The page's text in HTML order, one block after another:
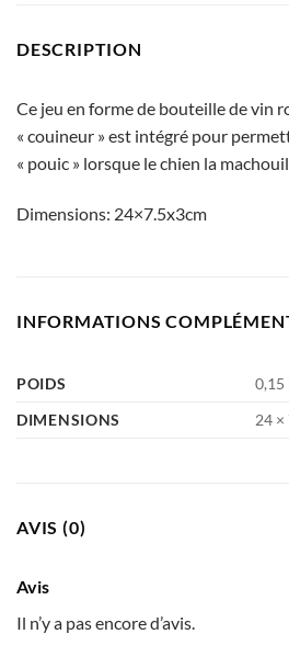
DESCRIPTION
Ce jeu en forme de bouteille de vin
« couineur » est intégré pour
« pouic » lorsque le chien la
Dimensions: 24×7.5x3cm
INFORMATIONS
POIDS
0,15
DIMENSIONS
24 ×
AVIS (0)
Avis
Il n’y a pas encore d’avis.